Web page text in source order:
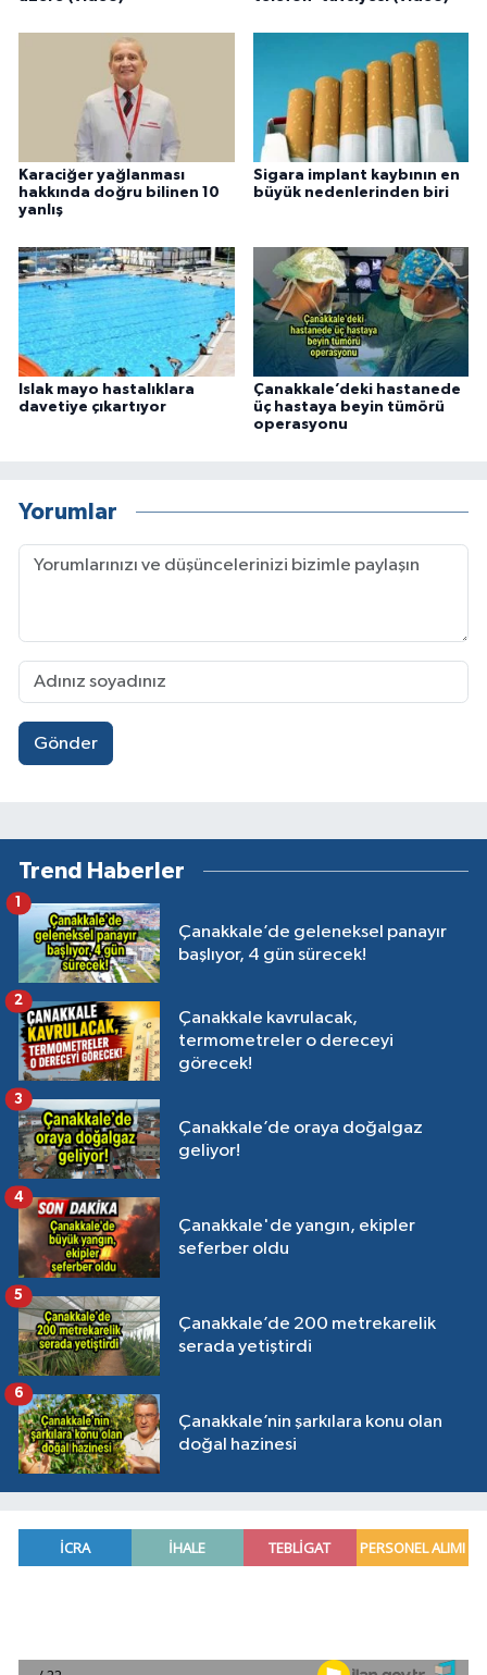
Karaciğer yağlanması
hakkında doğru bilinen 10
yanlış
Sigara implant kaybının en
büyük nedenlerinden biri
Islak mayo hastalıklara
davetiye çıkartıyor
Çanakkale’deki hastanede
üç hastaya beyin tümörü
operasyonu
Yorumlar
Gönder
Trend Haberler
Çanakkale’de geleneksel panayır
başlıyor, 4 gün sürecek!
1
Çanakkale kavrulacak,
termometreler o dereceyi
görecek!
2
Çanakkale’de oraya doğalgaz
geliyor!
3
Çanakkale'de yangın, ekipler
seferber oldu
4
Çanakkale’de 200 metrekarelik
serada yetiştirdi
5
Çanakkale’nin şarkılara konu olan
doğal hazinesi
6